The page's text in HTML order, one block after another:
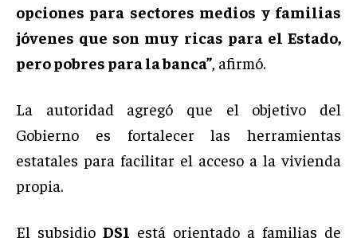
opciones para sectores medios y familias
jóvenes que son muy ricas para el Estado,
pero pobres para la banca” , afirmó.
La autoridad agregó que el objetivo del
Gobierno es fortalecer las herramientas
estatales para facilitar el acceso a la vivienda
propia.
El subsidio DS1 está orientado a familias de